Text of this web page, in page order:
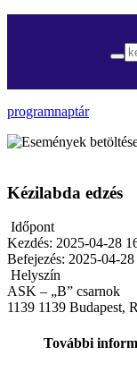
programnaptár
Kézilabda edzés
Időpont
Kezdés: 2025-04-28
Befejezés: 2025-04-
Helyszín
ASK – „B” csarnok
1139 1139 Budapest,
További